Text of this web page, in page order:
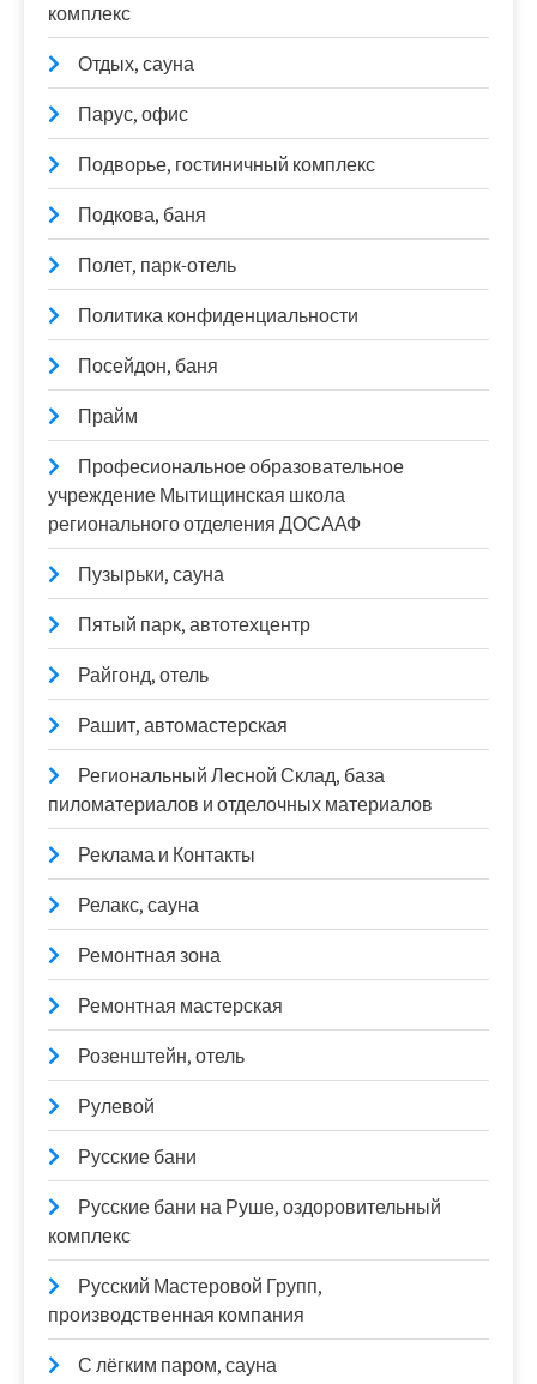
комплекс
Отдых, сауна
Парус, офис
Подворье, гостиничный комплекс
Подкова, баня
Полет, парк-отель
Политика конфиденциальности
Посейдон, баня
Прайм
Професиональное образовательное
учреждение Мытищинская школа
регионального отделения ДОСААФ
Пузырьки, сауна
Пятый парк, автотехцентр
Райгонд, отель
Рашит, автомастерская
Региональный Лесной Склад, база
пиломатериалов и отделочных материалов
Реклама и Контакты
Релакс, сауна
Ремонтная зона
Ремонтная мастерская
Розенштейн, отель
Рулевой
Русские бани
Русские бани на Руше, оздоровительный
комплекс
Русский Мастеровой Групп,
производственная компания
С лёгким паром, сауна